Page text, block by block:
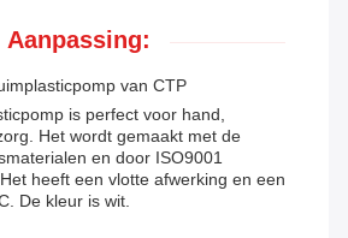
Aanpassing:
van CTP
is perfect voor hand,
Het wordt gemaakt met de
en door ISO9001
heeft een vlotte afwerking en een
De kleur is wit.